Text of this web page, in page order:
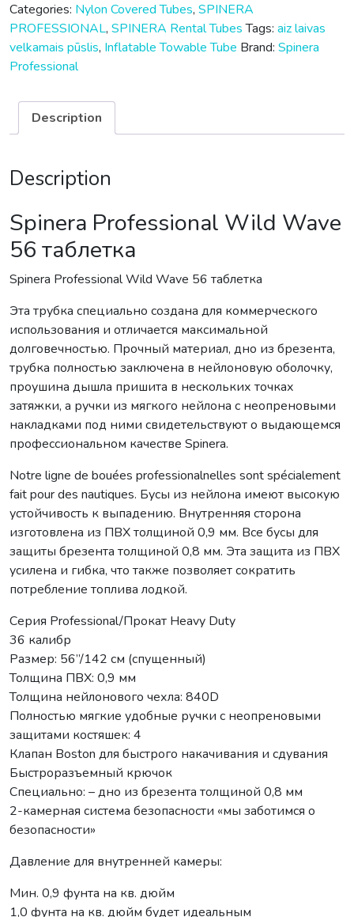
Categories: Nylon Covered Tubes, SPINERA
PROFESSIONAL, SPINERA Rental Tubes Tags: aiz laivas
velkamais pūslis, Inflatable Towable Tube Brand: Spinera
Professional
Description
Description
Spinera Professional Wild Wave
56 таблетка
Spinera Professional Wild Wave 56 таблетка
Эта трубка специально создана для коммерческого
использования и отличается максимальной
долговечностью. Прочный материал, дно из брезента,
трубка полностью заключена в нейлоновую оболочку,
проушина дышла пришита в нескольких точках
затяжки, а ручки из мягкого нейлона с неопреновыми
накладками под ними свидетельствуют о выдающемся
профессиональном качестве Spinera.
Notre ligne de bouées professionalnelles sont spécialement
fait pour des nautiques. Бусы из нейлона имеют высокую
устойчивость к выпадению. Внутренняя сторона
изготовлена ​​из ПВХ толщиной 0,9 мм. Все бусы для
защиты брезента толщиной 0,8 мм. Эта защита из ПВХ
усилена и гибка, что также позволяет сократить
потребление топлива лодкой.
Серия Professional/Прокат Heavy Duty
36 калибр
Размер: 56”/142 см (спущенный)
Толщина ПВХ: 0,9 мм
Толщина нейлонового чехла: 840D
Полностью мягкие удобные ручки с неопреновыми
защитами костяшек: 4
Клапан Boston для быстрого накачивания и сдувания
Быстроразъемный крючок
Специально: – дно из брезента толщиной 0,8 мм
2-камерная система безопасности «мы заботимся о
безопасности»
Давление для внутренней камеры:
Мин. 0,9 фунта на кв. дюйм
1,0 фунта на кв. дюйм будет идеальным